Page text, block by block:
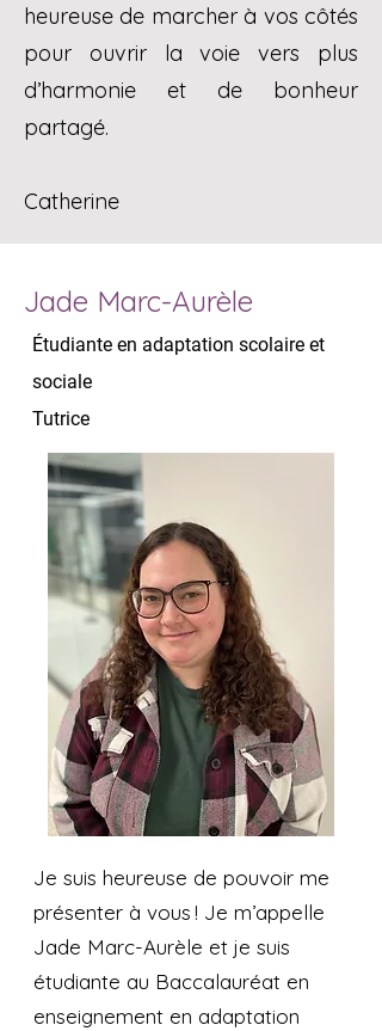
heureuse de marcher à vos côtés
pour ouvrir la voie vers plus
d’harmonie et de bonheur
partagé.
Catherine
Jade Marc-Aurèle
Étudiante en adaptation scolaire et
sociale
Tutrice
Je suis heureuse de pouvoir me
présenter à vous ! Je m’appelle
Jade Marc-Aurèle et je suis
étudiante au Baccalauréat en
enseignement en adaptation